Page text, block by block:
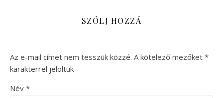
SZÓLJ HOZZÁ
Az e-mail címet nem tesszük közzé. A kötelező mezőket *
karakterrel jelöltük
Név *